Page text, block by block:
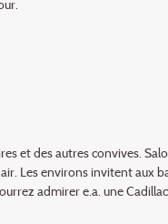
et des autres convives.
Les environs invitent aux
admirer e.a. une